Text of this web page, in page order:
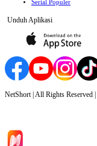
Serial Populer
Unduh Aplikasi
NetShort | All Rights Reserved |